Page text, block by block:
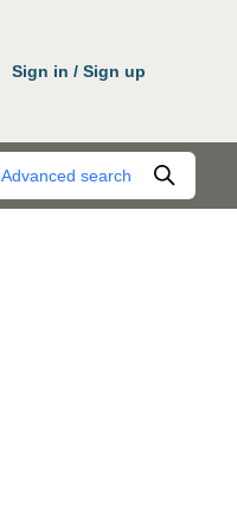
Sign in / Sign up
Advanced search